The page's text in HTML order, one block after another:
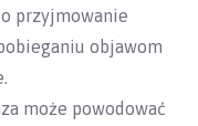
przyjmowanie
objawom
może powodować